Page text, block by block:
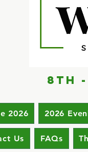
8th -
2026 2026
Us FAQs